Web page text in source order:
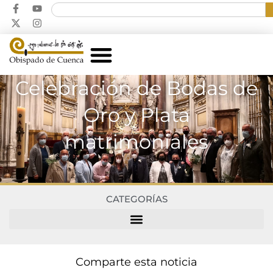
Celebración de Bodas de
Oro y Plata
matrimoniales
CATEGORÍAS
Comparte esta noticia